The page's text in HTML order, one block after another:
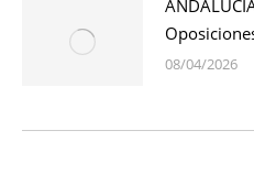
08/04/2026